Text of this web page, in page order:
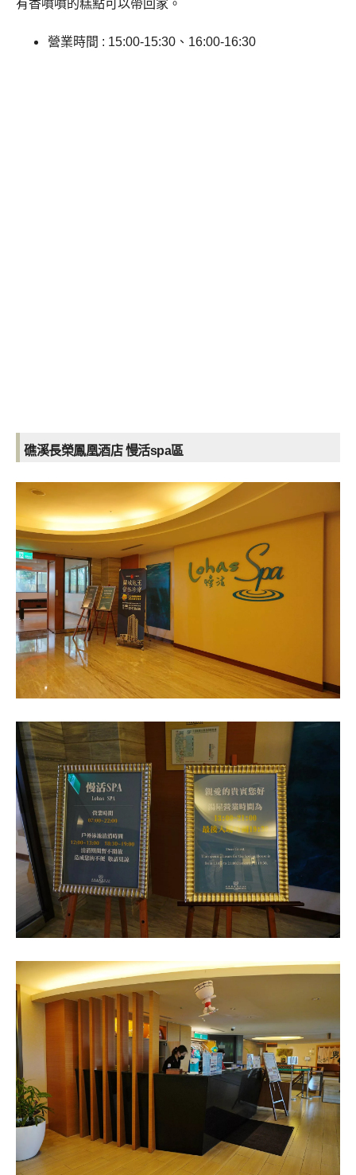
有香噴噴的糕點可以帶回家。
營業時間 : 15:00-15:30、16:00-16:30
礁溪長榮鳳凰酒店慢活spa區